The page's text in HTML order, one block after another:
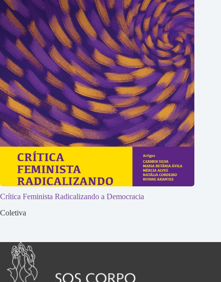
Crítica Feminista Radicalizando a Democracia
Coletiva